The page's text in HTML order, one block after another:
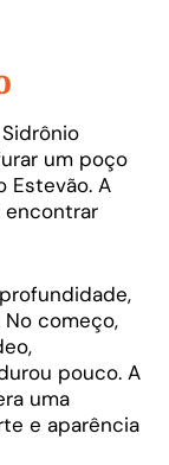
um poço
Estevão. A
encontrar
começo,
pouco. A
uma
e aparência